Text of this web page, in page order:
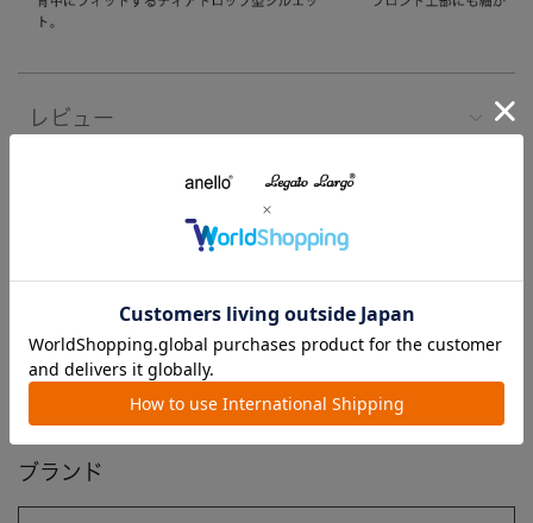
レビュー
よくあるご質問
ブランド